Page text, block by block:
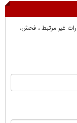
غير مرتبط ، فحش،